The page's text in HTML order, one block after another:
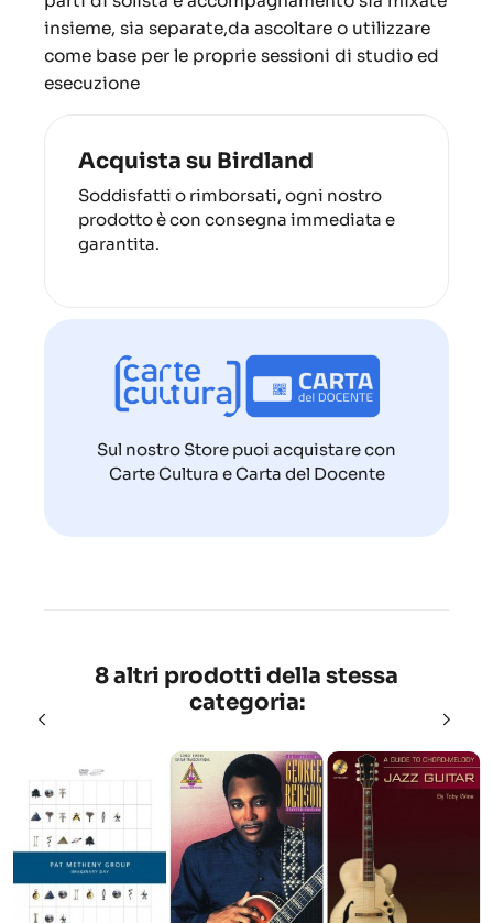
insieme, sia separate,da ascoltare o utilizzare
come base per le proprie sessioni di studio ed
esecuzione
Acquista su Birdland
Soddisfatti o rimborsati, ogni nostro
prodotto è con consegna immediata e
garantita.
Sul nostro Store puoi acquistare con
Carte Cultura e Carta del Docente
8 altri prodotti della stessa
categoria: